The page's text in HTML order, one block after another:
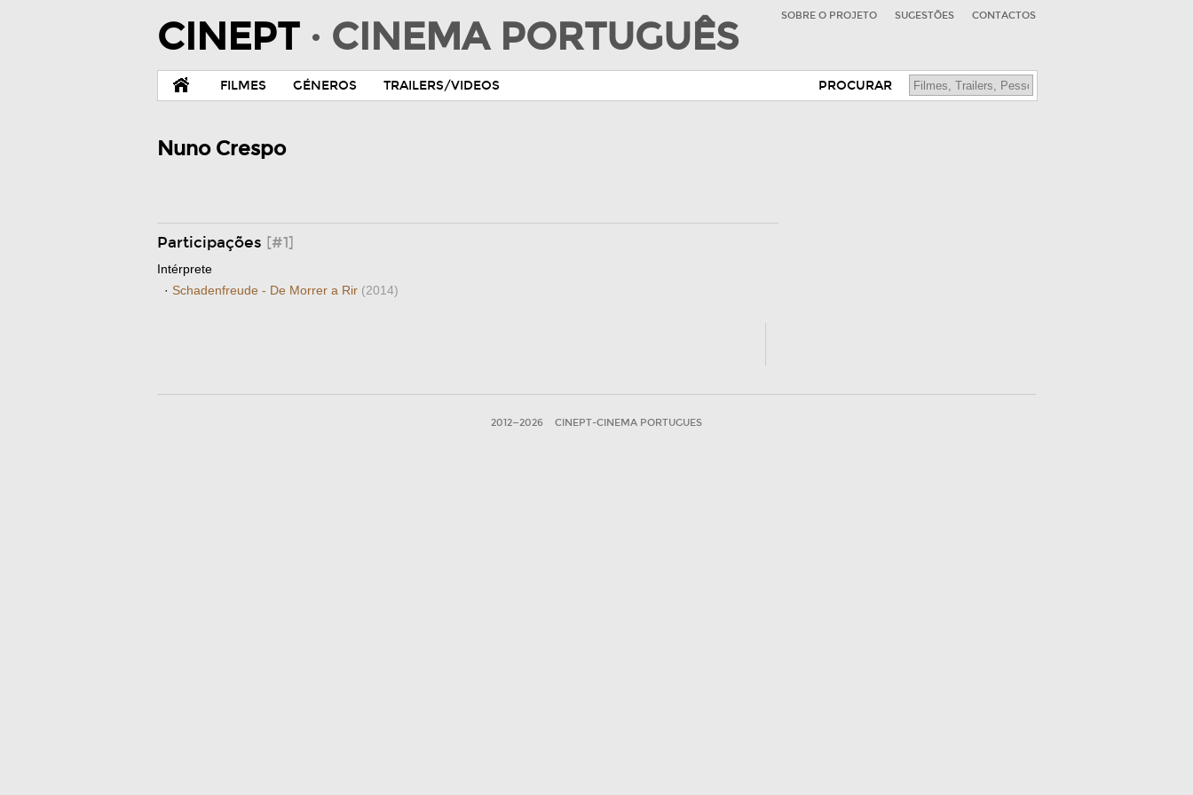
CINEPT · CINEMA PORTUGUÊS SOBRE O PROJETO SUGESTÕES CONTACTOS
FILMES GÉNEROS TRAILERS/VIDEOS PROCURAR
Nuno Crespo
Participações [#1]
Intérprete
· Schadenfreude - De Morrer a Rir (2014)
2012—2026 CINEPT-CINEMA PORTUGUES